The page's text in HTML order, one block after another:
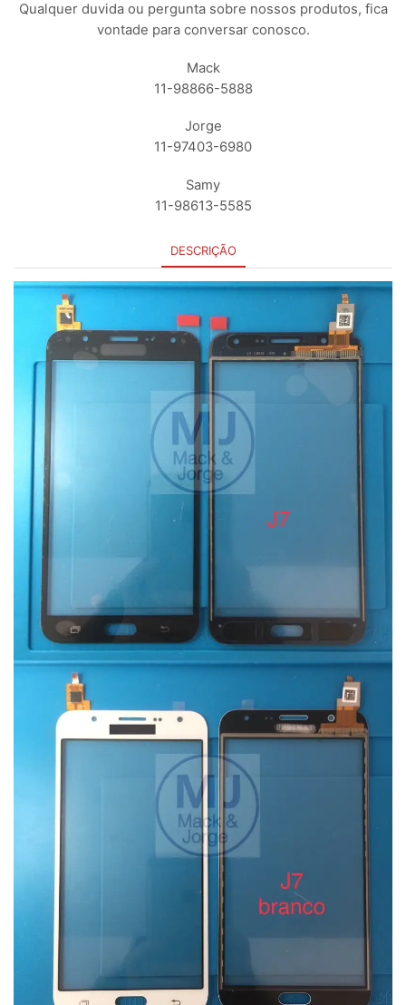
Qualquer duvida ou pergunta sobre nossos produtos, fica
vontade para conversar conosco.
Mack
11-98866-5888
Jorge
11-97403-6980
Samy
11-98613-5585
DESCRIÇÃO